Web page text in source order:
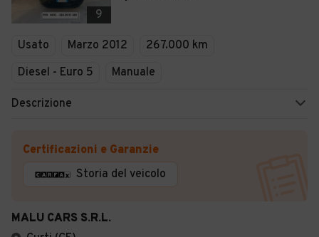
9
Usato Marzo 2012
267.000 km
Diesel - Euro 5
Manuale
Descrizione
Certificazioni e Garanzie
Storia del veicolo
MALU CARS S.R.L.